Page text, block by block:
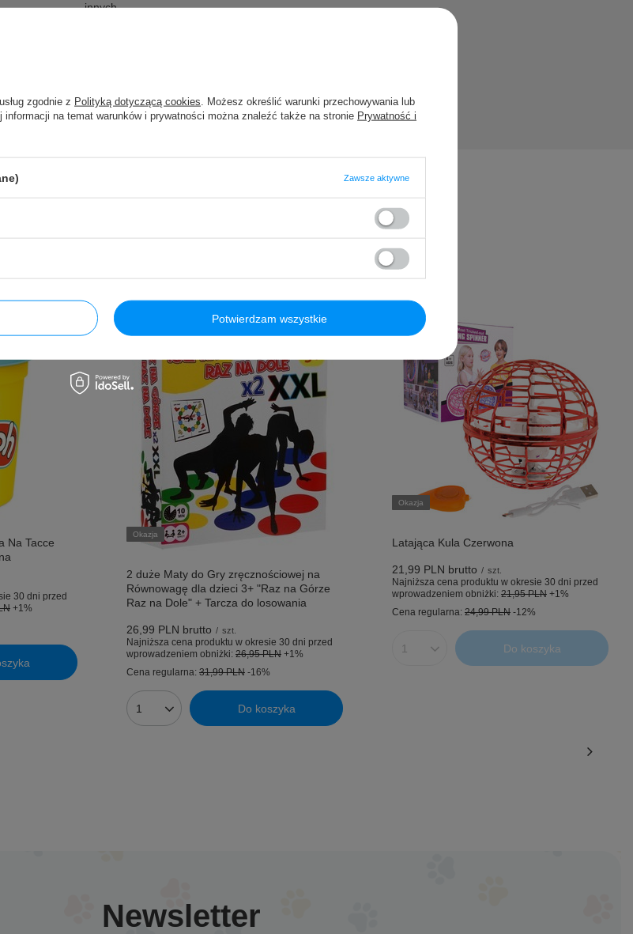
innych.
Na Tacce
30 dni przed
+1%
Okazja
2 duże Maty do Gry zręcznościowej na
Równowagę dla dzieci 3+ "Raz na Górze
Raz na Dole" + Tarcza do losowania
26,99 PLN brutto / szt.
Najniższa cena produktu w okresie 30 dni przed
wprowadzeniem obniżki: 26,95 PLN +1%
Cena regularna: 31,99 PLN -16%
Ilość produktów Do koszyka
Okazja
Latająca Kula Czerwona
21,99 PLN brutto / szt.
Najniższa cena produktu w okresie 30 dni przed
wprowadzeniem obniżki: 21,95 PLN +1%
Cena regularna: 24,99 PLN -12%
Ilość produktów Do koszyka
Newsletter
zgodnie z Polityką dotyczącą cookies . Możesz określić warunki przechowywania lub
na temat warunków i prywatności można znaleźć także na stronie Prywatność i
Zawsze aktywne
Potwierdzam wszystkie